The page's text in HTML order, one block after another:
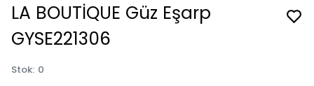
LA BOUTİQUE Güz Eşarp
GYSE221306
Stok: 0